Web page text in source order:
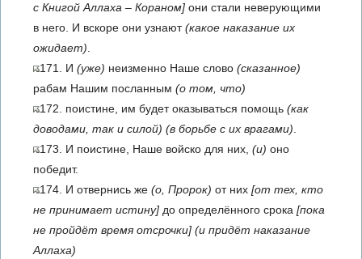
с Книгой Аллаха – Кораном] они стали неверующими
в него. И вскоре они узнают(какое наказание их
ожидает)
171. И (уже) неизменно Наше слово (сказанное)
рабам Нашим посланным (о том, что)
172. поистине, им будет оказываться помощь (как
доводами, так и силой) (в борьбе с их врагами)
173. И поистине, Наше войско для них, (и) оно
победит.
174. И отвернись же (о, Пророк) от них [от тех, кто
не принимает истину] до определённого срока [пока
не пройдёт время отсрочки] (и придёт наказание
Аллаха)